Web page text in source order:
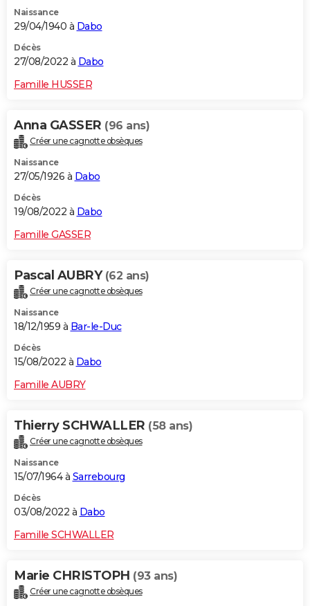
Naissance
29/04/1940 à Dabo
Décès
27/08/2022 à Dabo
Famille HUSSER
Anna GASSER (96 ans)
Créer une cagnotte obsèques
Naissance
27/05/1926 à Dabo
Décès
19/08/2022 à Dabo
Famille GASSER
Pascal AUBRY (62 ans)
Créer une cagnotte obsèques
Naissance
18/12/1959 à Bar-le-Duc
Décès
15/08/2022 à Dabo
Famille AUBRY
Thierry SCHWALLER (58 ans)
Créer une cagnotte obsèques
Naissance
15/07/1964 à Sarrebourg
Décès
03/08/2022 à Dabo
Famille SCHWALLER
Marie CHRISTOPH (93 ans)
Créer une cagnotte obsèques